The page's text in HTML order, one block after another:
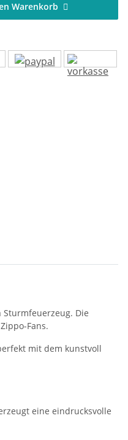
Warenkorb
Die
Fans.
mit dem kunstvoll
eine eindrucksvolle